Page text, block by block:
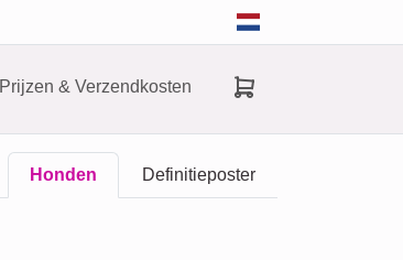
Prijzen & Verzendkosten
Honden Definitieposter